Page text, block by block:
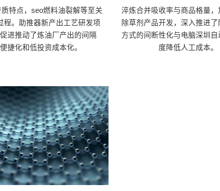
特点，seo燃料油裂解等至关
程。助推器新产出工艺研发项
进推动了炼油厂产出的间隔
捷化和低投资成本化。
淬炼合并吸收率与商品格量，
除草剂产品开发，深入推进了
方式的间断性化与电脑深圳自
度降低人工成本。